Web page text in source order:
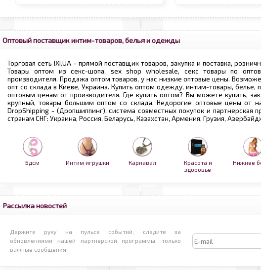
Оптовый поставщик интим-товаров, белья и одежды
Торговая сеть IXI.UA - прямой поставщик товаров, закупка и поставка,
Товары оптом из секс-шопа, sex shop wholesale, секс товары по
производителя. Продажа оптом товаров, у нас низкие оптовые цены.
опт со склада в Киеве, Украина. Купить оптом одежду, интим-товары, белье,
оптовым ценам от производителя. Где купить оптом? Вы можете купить,
крупный, товары большим оптом со склада. Недорогие оптовые цены от
DropShipping - (Дропшиппинг), система совместных покупок и партнерская
странам СНГ: Украина, Россия, Беларусь, Казахстан, Армения, Грузия,
Бдсм Интим игрушки Карнавал
Красота и
здоровье
Нижнее
Рассылка новостей
Держите руку на пульсе событий, следите за
обновлениями нашей партнерской программы, только
важные сообщения.